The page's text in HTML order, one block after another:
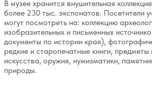
В музее хранится внушительная
более 230 тыс. экспонатов. Посетители
могут посмотреть на: коллекцию
изобразительных и письменных
документы по истории края),
редкие и старопечатные книги, предметы
искусства, оружия, нумизматики,
природы.